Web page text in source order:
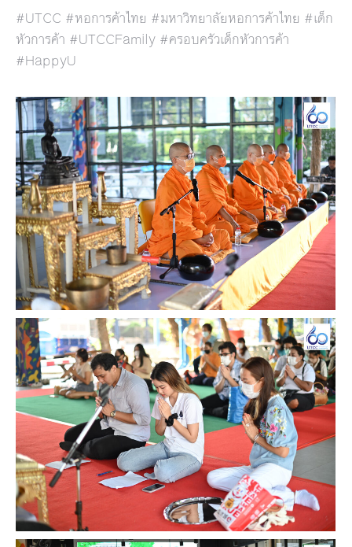
#UTCC #หอการค้าไทย #มหาวิทยาลัยหอการค้าไทย #เด็ก
หัวการค้า #UTCCFamily #ครอบครัวเด็กหัวการค้า
#HappyU